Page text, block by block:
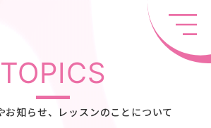
TOPICS
お知らせ、レッスンのことについて